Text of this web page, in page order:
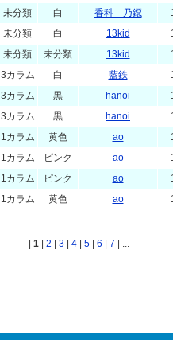
未分類 白 香科 乃鐚
未分類 白 13kid
未分類 未分類 13kid
3カラム 白 藍鉄
3カラム 黒 hanoi
3カラム 黒 hanoi
1カラム 黄色 ao
1カラム ピンク ao
1カラム ピンク ao
1カラム 黄色 ao
1 2 3 4 5 6 7 | ...